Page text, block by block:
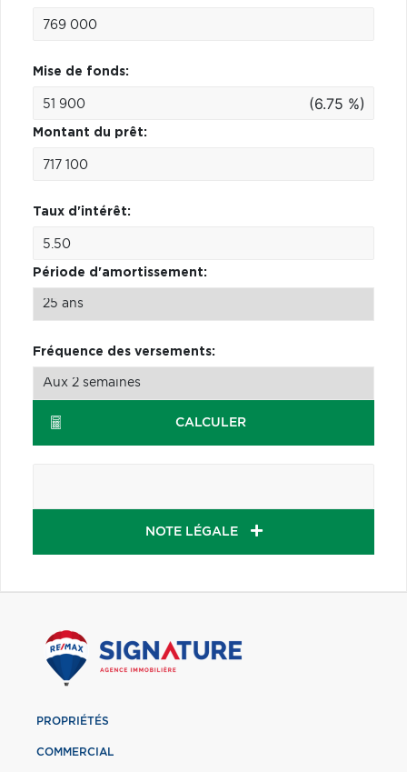
Mise de fonds:
(6.75 %)
Montant du prêt:
Taux d'intérêt:
Période d'amortissement:
Fréquence des versements:
CALCULER
NOTE LÉGALE
PROPRIÉTÉS
COMMERCIAL